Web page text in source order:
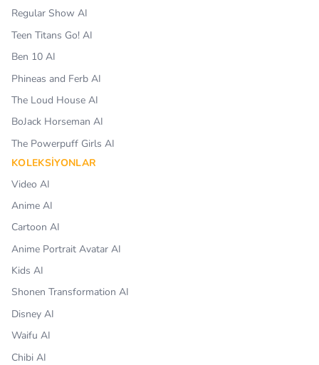
Regular Show AI
Teen Titans Go! AI
Ben 10 AI
Phineas and Ferb AI
The Loud House AI
BoJack Horseman AI
The Powerpuff Girls AI
KOLEKSIYONLAR
Video AI
Anime AI
Cartoon AI
Anime Portrait Avatar AI
Kids AI
Shonen Transformation AI
Disney AI
Waifu AI
Chibi AI